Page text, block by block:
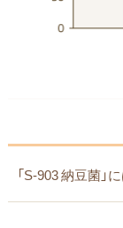
「S-903 納豆菌